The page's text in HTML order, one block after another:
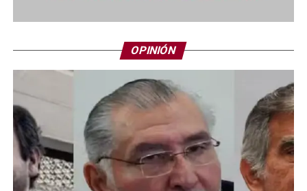
OPINIÓN